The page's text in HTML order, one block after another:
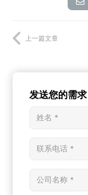
上一篇文章
发送您的需求